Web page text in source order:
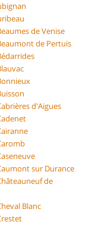
de Venise
de Pertuis
d'Aigues
sur Durance
de
Blanc